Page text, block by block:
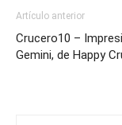
Artículo anterior
Crucero10 –
Gemini, de Happy